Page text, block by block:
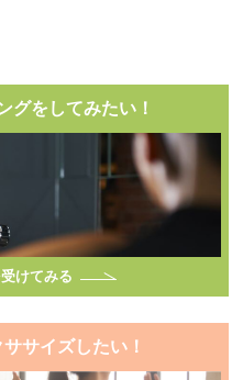
グをしてみたい！
けてみる
サイズしたい！